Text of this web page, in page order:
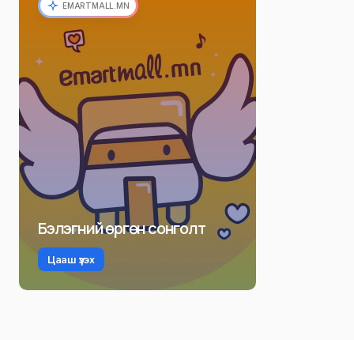
EMARTMALL.MN
Бэлэгний өргөн сонголт
Цааш үзэх